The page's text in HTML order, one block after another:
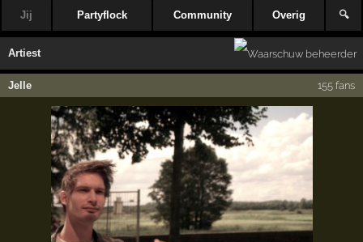
Jij Partyflock Community Overig 🔍
Artiest
Jelle 155 fans